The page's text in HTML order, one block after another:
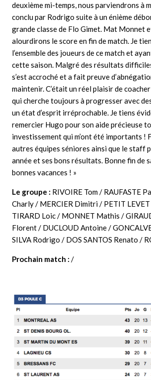
deuxième mi-temps, nous parviendrons à
conclu par Rodrigo suite à un énième
grande classe de Flo Gimet. Mat Monnet
alourdirons le score en fin de match. Je
l’ensemble des joueurs de ce match et
cette saison. Malgré des résultats
s’est accroché et a fait preuve
maintenir. C’était un réel plaisir de
qui cherche toujours à progresser avec
un état d’esprit irréprochable. Je tiens
remercier Hugo pour son aide précieuse
investissement qui m’ont été importants !
autres équipes séniores ainsi que le staff
année et ses bons résultats. Bonne fin de
bonnes vacances ! »
Le groupe : RIVOIRE Tom / RAUFASTE
Charly / MERCIER Dimitri / PETIT
TIRARD Loic / MONNET Mathis /
Florent / DUCLOUD Antoine /
SILVA Rodrigo / DOS SANTOS Renato /
Prochain match : /